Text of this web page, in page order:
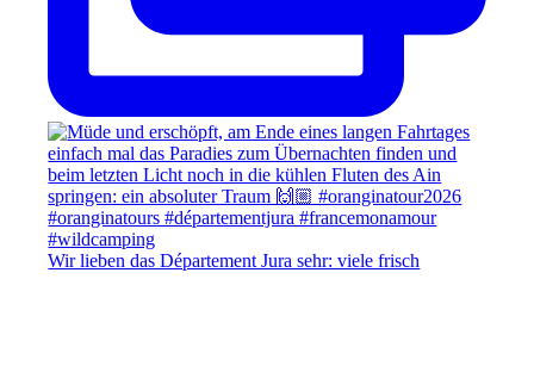
Wir lieben das Département Jura sehr: viele frisch